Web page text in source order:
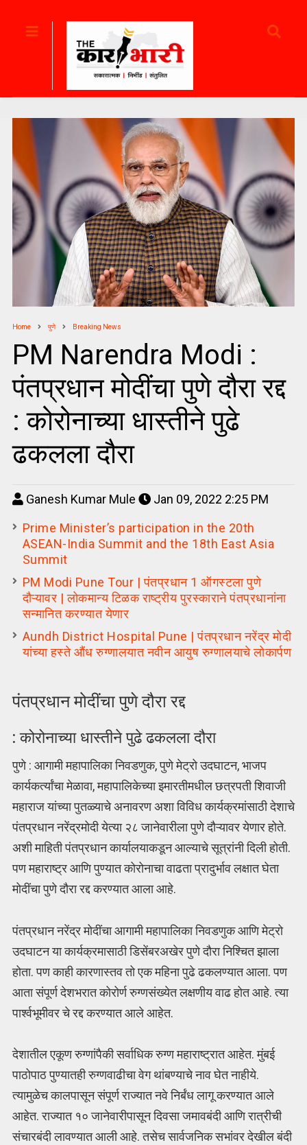
Home पुणे Breaking News
PM Narendra Modi :
पंतप्रधान मोदींचा पुणे दौरा रद्द
: कोरोनाच्या धास्तीने पुढे
ढकलला दौरा
Ganesh Kumar Mule
Jan 09, 2022 2:25 PM
Prime Minister’s participation in the 20th
ASEAN-India Summit and the 18th East Asia
Summit
PM Modi Pune Tour | पंतप्रधान 1 ऑगस्टला पुणे
दौऱ्यावर | लोकमान्य टिळक राष्ट्रीय पुरस्काराने पंतप्रधानांना
सन्मानित करण्यात येणार
Aundh District Hospital Pune | पंतप्रधान नरेंद्र मोदी
यांच्या हस्ते औंध रुग्णालयात नवीन आयुष रुग्णालयाचे लोकार्पण
पंतप्रधान मोदींचा पुणे दौरा रद्द
: कोरोनाच्या धास्तीने पुढे ढकलला दौरा
पुणे : आगामी महापालिका निवडणुक, पुणे मेट्रो उदघाटन, भाजप
कार्यकर्त्यांचा मेळावा, महापालिकेच्या इमारतीमधील छत्रपती शिवाजी
महाराज यांच्या पुतळ्याचे अनावरण अशा विविध कार्यक्रमांसाठी देशाचे
पंतप्रधान नरेंद्रमोदी येत्या २८ जानेवारीला पुणे दौऱ्यावर येणार होते.
अशी माहिती पंतप्रधान कार्यालयाकडून आल्याचे सूत्रांनी दिली होती.
पण महाराष्ट्र आणि पुण्यात कोरोनाचा वाढता प्रादुर्भाव लक्षात घेता
मोदींचा पुणे दौरा रद्द करण्यात आला आहे.
पंतप्रधान नरेंद्र मोदींचा आगामी महापालिका निवडणुक आणि मेट्रो
उदघाटन या कार्यक्रमासाठी डिसेंबरअखेर पुणे दौरा निश्चित झाला
होता. पण काही कारणास्तव तो एक महिना पुढे ढकलण्यात आला. पण
आता संपूर्ण देशभरात कोरोर्ण रुग्णसंख्येत लक्षणीय वाढ होत आहे. त्या
पार्श्वभूमीवर चे रद्द करण्यात आले आहेत.
देशातील एकूण रुग्णांपैकी सर्वाधिक रुग्ण महाराष्ट्रात आहेत. मुंबई
पाठोपाठ पुण्यातही रुग्णवाढीचा वेग थांबण्याचे नाव घेत नाहीये.
त्यामुळेच कालपासून संपूर्ण राज्यात नवे निर्बंध लागू करण्यात आले
आहेत. राज्यात १० जानेवारीपासून दिवसा जमावबंदी आणि रात्रीची
संचारबंदी लावण्यात आली आहे. तसेच सार्वजनिक सभांवर देखील बंदी